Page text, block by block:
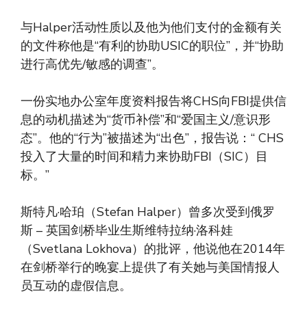
与Halper活动性质以及他为他们支付的金额有关
的文件称他是“有利的协助USIC的职位”，并“协助
进行高优先/敏感的调查”。
一份实地办公室年度资料报告将CHS向FBI提供信
息的动机描述为“货币补偿”和“爱国主义/意识形
态”。他的“行为”被描述为“出色”，报告说：“ CHS
投入了大量的时间和精力来协助FBI（SIC）目
标。”
斯特凡·哈珀（Stefan Halper）曾多次受到俄罗
斯 – 英国剑桥毕业生斯维特拉纳·洛科娃
（Svetlana Lokhova）的批评，他说他在2014年
在剑桥举行的晚宴上提供了有关她与美国情报人
员互动的虚假信息。